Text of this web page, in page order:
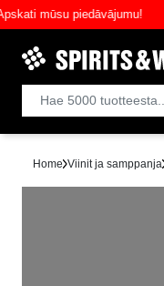
mūsu piedāvājumu!
Home Viinit ja samppanja